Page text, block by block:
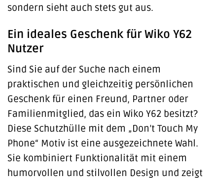
sondern sieht auch stets gut aus.
Ein ideales Geschenk für Wiko Y62
Nutzer
Sind Sie auf der Suche nach einem
praktischen und gleichzeitig persönlichen
Geschenk für einen Freund, Partner oder
Familienmitglied, das ein Wiko Y62 besitzt?
Diese Schutzhülle mit dem „Don’t Touch My
Phone“ Motiv ist eine ausgezeichnete Wahl.
Sie kombiniert Funktionalität mit einem
humorvollen und stilvollen Design und zeigt